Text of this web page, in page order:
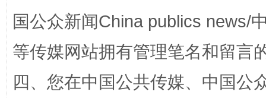
国公众新闻China publics news/
等传媒网站拥有管理笔名和留言
四、您在中国公共传媒、中国公